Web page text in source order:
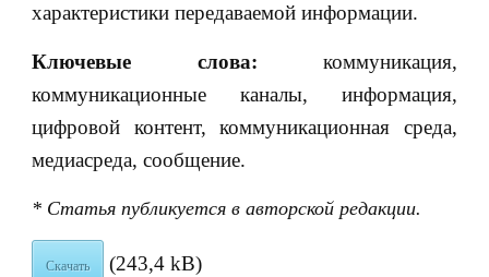
характеристики передаваемой информации.
Ключевые слова: коммуникация,
коммуникационные каналы, информация,
цифровой контент, коммуникационная среда,
медиасреда, сообщение.
* Статья публикуется в авторской редакции.
Скачать (243,4 kB)